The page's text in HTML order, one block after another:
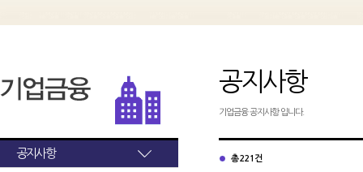
공지사항
공지사항
기업금융 공지사항 입니다.
총 221건